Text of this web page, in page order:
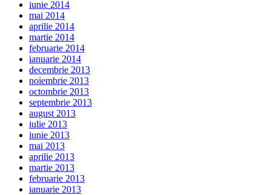
iunie 2014
mai 2014
aprilie 2014
martie 2014
februarie 2014
ianuarie 2014
decembrie 2013
noiembrie 2013
octombrie 2013
septembrie 2013
august 2013
iulie 2013
iunie 2013
mai 2013
aprilie 2013
martie 2013
februarie 2013
ianuarie 2013